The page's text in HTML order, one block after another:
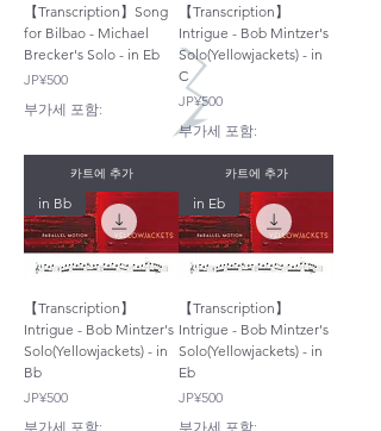
【Transcription】Song
for Bilbao - Michael
Brecker's Solo - in Eb
가격
JP¥500
부가세 포함:
카트에 추가
【Transcription】
Intrigue - Bob Mintzer's
Solo(Yellowjackets) - in
C
가격
JP¥500
부가세 포함:
카트에 추가
in Bb
【Transcription】
Intrigue - Bob Mintzer's
Solo(Yellowjackets) - in
Bb
가격
JP¥500
부가세 포함:
in Eb
【Transcription】
Intrigue - Bob Mintzer's
Solo(Yellowjackets) - in
Eb
가격
JP¥500
부가세 포함: